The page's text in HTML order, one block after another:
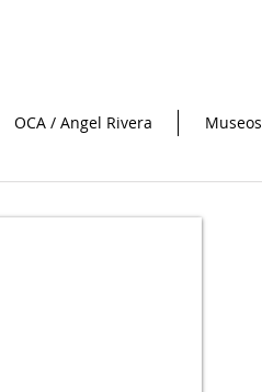
OCA / Angel Rivera Museos